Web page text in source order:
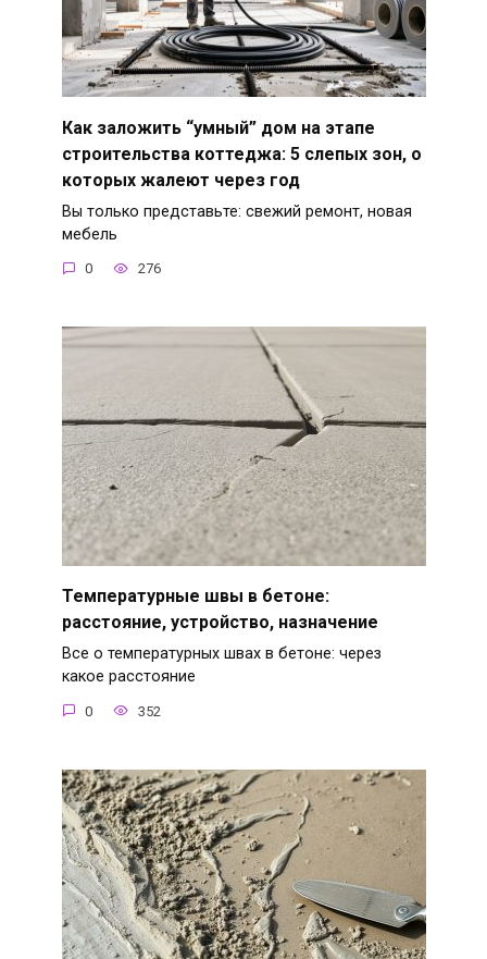
Как заложить “умный” дом на этапе
строительства коттеджа: 5 слепых зон, о
которых жалеют через год
Вы только представьте: свежий ремонт, новая
мебель
0 276
Температурные швы в бетоне:
расстояние, устройство, назначение
Все о температурных швах в бетоне: через
какое расстояние
0 352